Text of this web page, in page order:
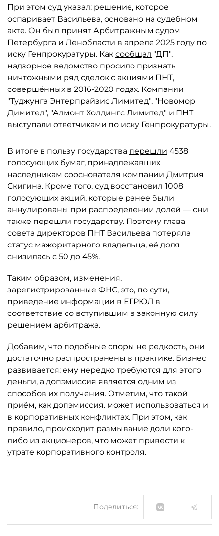
При этом суд указал: решение, которое
оспаривает Васильева, основано на судебном
акте. Он был принят Арбитражным судом
Петербурга и Ленобласти в апреле 2025 году по
иску Генпрокуратуры. Как сообщал "ДП",
надзорное ведомство просило признать
ничтожными ряд сделок с акциями ПНТ,
совершённых в 2016-2020 годах. Компании
"Туджунга Энтерпрайзис Лимитед", "Новомор
Димитед", "Алмонт Холдингс Лимитед" и ПНТ
выступали ответчиками по иску Генпрокуратуры.
В итоге в пользу государства перешли 4538
голосующих бумаг, принадлежавших
наследникам сооснователя компании Дмитрия
Скигина. Кроме того, суд восстановил 1008
голосующих акций, которые ранее были
аннулированы при распределении долей — они
также перешли государству. Поэтому глава
совета директоров ПНТ Васильева потеряла
статус мажоритарного владельца, её доля
снизилась с 50 до 45%.
Таким образом, изменения,
зарегистрированные ФНС, это, по сути,
приведение информации в ЕГРЮЛ в
соответствие со вступившим в законную силу
решением арбитража.
Добавим, что подобные споры не редкость, они
достаточно распространены в практике. Бизнес
развивается: ему нередко требуются для этого
деньги, а допэмиссия является одним из
способов их получения. Отметим, что такой
приём, как допэмиссия. может использоваться и
в корпоративных конфликтах. При этом, как
правило, происходит размывание доли кого-
либо из акционеров, что может привести к
утрате корпоративного контроля.
Поделиться: